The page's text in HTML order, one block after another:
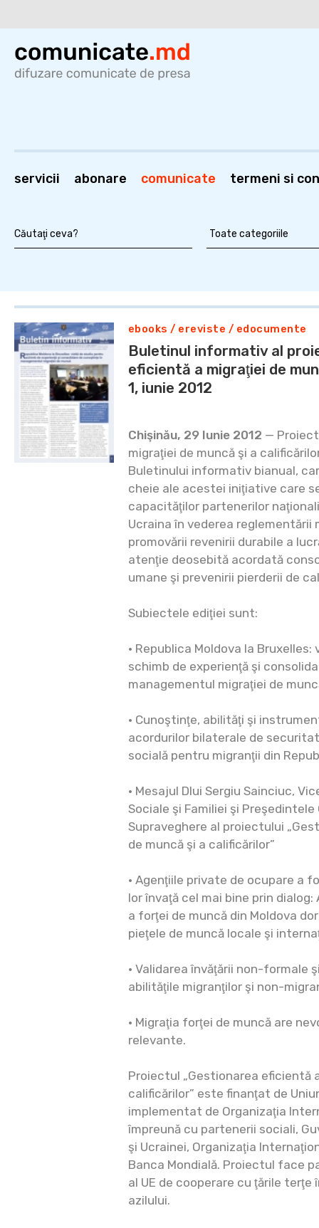
servicii abonare comunicate termeni si
ebooks / ereviste / edocumente
Buletinul informativ al
eficientă a migraţiei de
1, iunie 2012
Chişinău, 29 Iunie 2012 —
migraţiei de muncă şi a
Buletinului informativ bianual,
cheie ale acestei iniţiative care
capacităţilor partenerilor
Ucraina în vederea reglementării
promovării revenirii durabile a
atenţie deosebită acordată
umane şi prevenirii pierderii de
Subiectele ediţiei sunt:
• Republica Moldova la
schimb de experienţă şi
managementul migraţiei de
• Cunoştinţe, abilităţi şi
acordurilor bilaterale de
socială pentru migranţii din
• Mesajul Dlui Sergiu Sainciuc,
Sociale şi Familiei şi
Supraveghere al proiectului
de muncă şi a calificărilor”
• Agenţiile private de ocupare a
lor învaţă cel mai bine prin
a forţei de muncă din Moldova
pieţele de muncă locale şi
• Validarea învăţării non-formale
abilităţile migranţilor şi non-
• Migraţia forţei de muncă are
relevante.
Proiectul „Gestionarea eficientă
calificărilor” este finanţat de
implementat de Organizaţia
împreună cu partenerii sociali,
şi Ucrainei, Organizaţia
Banca Mondială. Proiectul face
al UE de cooperare cu ţările terţe
azilului.